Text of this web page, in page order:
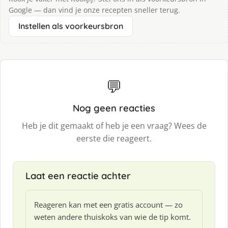
Google — dan vind je onze recepten sneller terug.
Instellen als voorkeursbron
💬
Nog geen reacties
Heb je dit gemaakt of heb je een vraag? Wees de
eerste die reageert.
Laat een reactie achter
Reageren kan met een gratis account — zo
weten andere thuiskoks van wie de tip komt.